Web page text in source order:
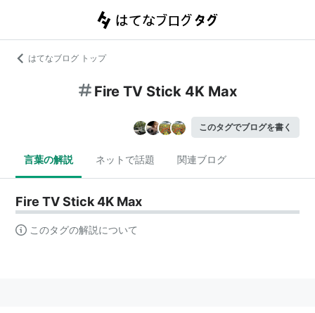
はてなブログ トップ
Fire TV Stick 4K Max
このタグでブログを書く
言葉の解説 ネットで話題 関連ブログ
Fire TV Stick 4K Max
このタグの解説について